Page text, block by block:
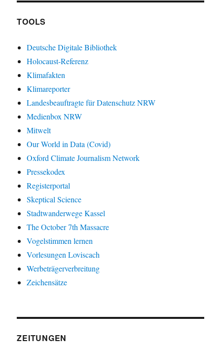
TOOLS
Deutsche Digitale Bibliothek
Holocaust-Referenz
Klimafakten
Klimareporter
Landesbeauftragte für Datenschutz NRW
Medienbox NRW
Mitwelt
Our World in Data (Covid)
Oxford Climate Journalism Network
Pressekodex
Registerportal
Skeptical Science
Stadtwanderwege Kassel
The October 7th Massacre
Vogelstimmen lernen
Vorlesungen Loviscach
Werbeträgerverbreitung
Zeichensätze
ZEITUNGEN